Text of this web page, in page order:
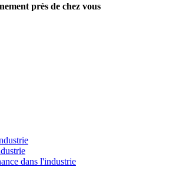
près de chez vous
dans l'industrie